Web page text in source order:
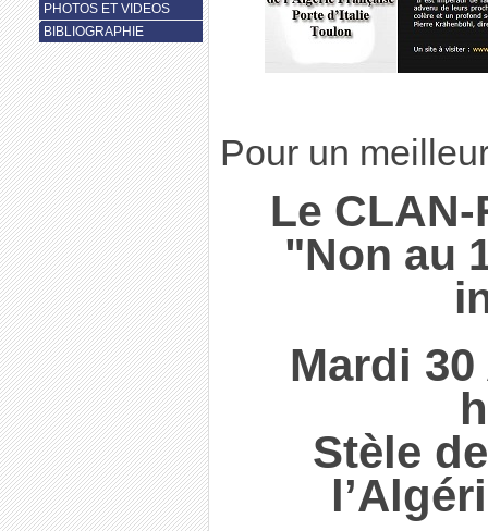
Pour un
Le
"Non au
Mardi 30
Stèle
PHOTOS ET VIDEOS
BIBLIOGRAPHIE